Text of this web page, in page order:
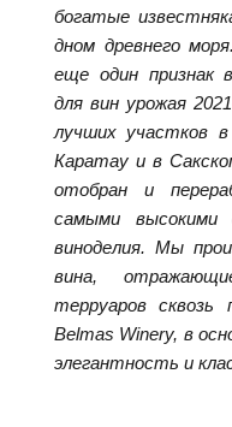
богатые
дном древнего
еще один признак
для вин урожая
лучших участков
Каратау и в
отобран и
самыми высокими
виноделия. Мы
вина,
терруаров сквозь
Belmas Winery, в
элегантность и